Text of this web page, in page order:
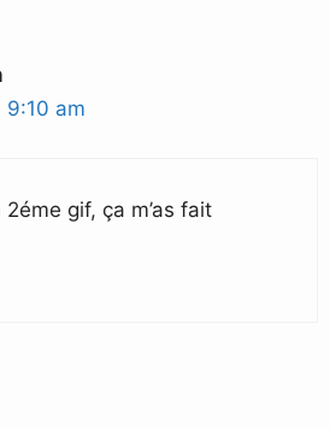
9:10 am
2éme gif, ça m’as fait